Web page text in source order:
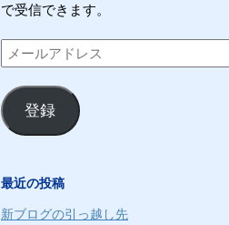
で受信できます。
メ
ー
ル
ア
ス
登録
最近の投稿
新ブログの引っ越し先